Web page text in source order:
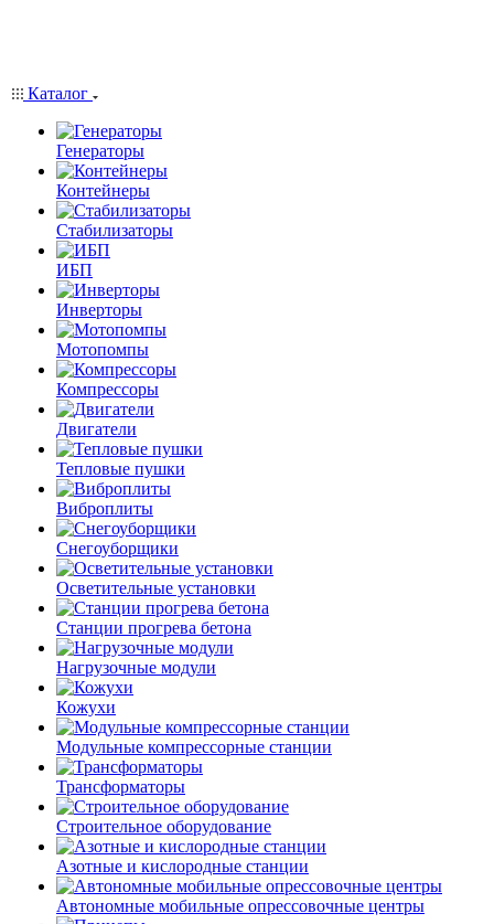
Каталог
Генераторы
Контейнеры
Стабилизаторы
ИБП
Инверторы
Мотопомпы
Компрессоры
Двигатели
Тепловые пушки
Виброплиты
Снегоуборщики
Осветительные установки
Станции прогрева бетона
Нагрузочные модули
Кожухи
Модульные компрессорные станции
Трансформаторы
Строительное оборудование
Азотные и кислородные станции
Автономные мобильные опрессовочные центры